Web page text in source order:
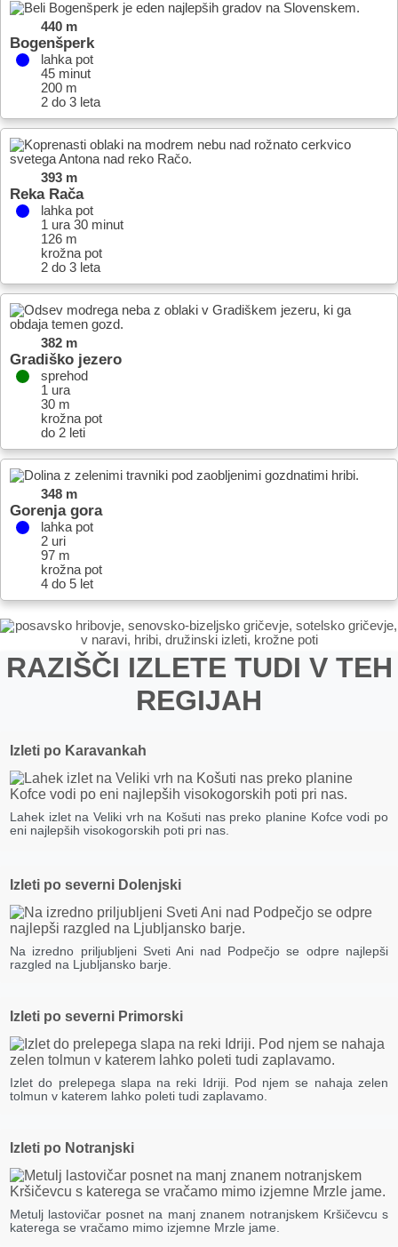
440 m
Bogenšperk
lahka pot
45 minut
200 m
2 do 3 leta
393 m
Reka Rača
lahka pot
1 ura 30 minut
126 m
krožna pot
2 do 3 leta
382 m
Gradiško jezero
sprehod
1 ura
30 m
krožna pot
do 2 leti
348 m
Gorenja gora
lahka pot
2 uri
97 m
krožna pot
4 do 5 let
RAZIŠČI IZLETE TUDI V TEH
REGIJAH
Izleti po Karavankah
Lahek izlet na Veliki vrh na Košuti nas preko planine Kofce vodi po
eni najlepših visokogorskih poti pri nas.
Izleti po severni Dolenjski
Na izredno priljubljeni Sveti Ani nad Podpečjo se odpre najlepši
razgled na Ljubljansko barje.
Izleti po severni Primorski
Izlet do prelepega slapa na reki Idriji. Pod njem se nahaja zelen
tolmun v katerem lahko poleti tudi zaplavamo.
Izleti po Notranjski
Metulj lastovičar posnet na manj znanem notranjskem Kršičevcu s
katerega se vračamo mimo izjemne Mrzle jame.